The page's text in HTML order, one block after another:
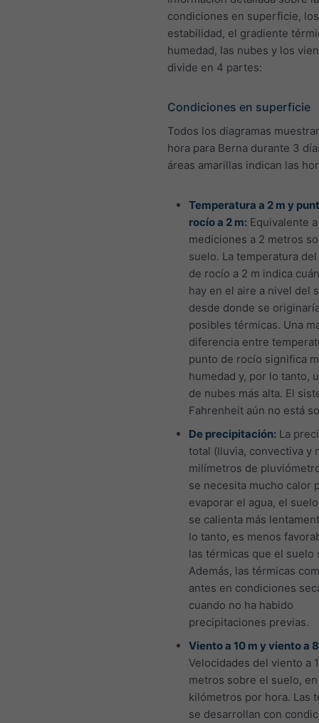
condiciones en superficie,
estabilidad, el gradiente
humedad, las nubes y los
divide en 4 partes:
Condiciones en superficie
Todos los diagramas
hora para Berna durante 3
áreas amarillas indican las
Temperatura a 2 m y
rocío a 2 m: Equivalente
mediciones a 2 metros
suelo. La temperatura
de rocío a 2 m indica
hay en el aire a nivel del
desde donde se
posibles térmicas. Una
diferencia entre
punto de rocío significa
humedad y, por lo tanto,
de nubes más alta. El
Fahrenheit aún no está
De precipitación: La
total (lluvia, convectiva y
milímetros de
se necesita mucho calor
evaporar el agua, el
se calienta más
lo tanto, es menos
las térmicas que el suelo
Además, las térmicas
antes en condiciones
cuando no ha habido
precipitaciones previas.
Viento a 10 m y viento a
Velocidades del viento a
metros sobre el suelo, en
kilómetros por hora. Las
se desarrollan con